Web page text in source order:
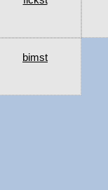
bimst